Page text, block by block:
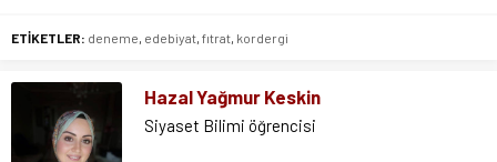
ETİKETLER: deneme, edebiyat, fıtrat, kordergi
Hazal Yağmur Keskin
Siyaset Bilimi öğrencisi